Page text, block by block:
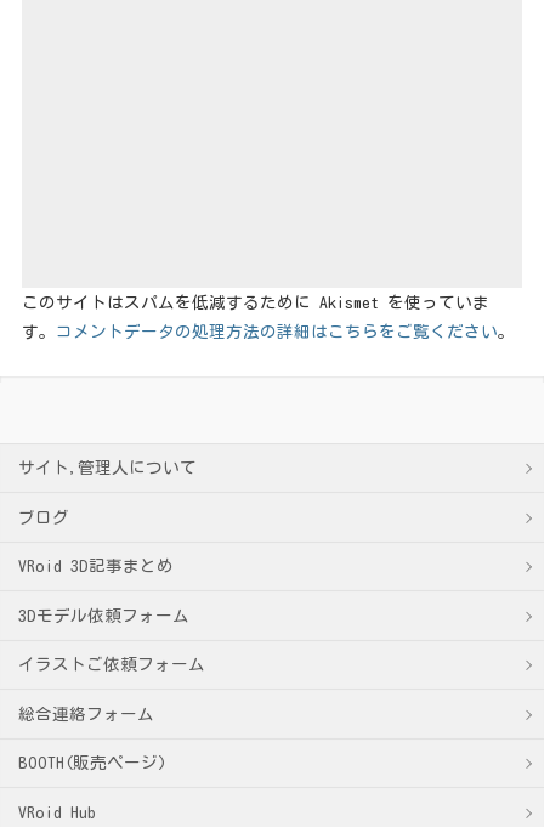
このサイトはスパムを低減するために Akismet を使っていま
す。 コメントデータの処理方法の詳細はこちらをご覧ください。
サイト,管理人について
ブログ
VRoid 3D記事まとめ
3Dモデル依頼フォーム
イラストご依頼フォーム
総合連絡フォーム
BOOTH(販売ページ)
VRoid Hub